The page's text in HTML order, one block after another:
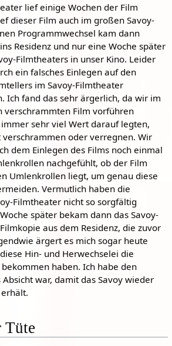
lief einige Wochen der Film
dieser Film auch im großen Savoy-
Programmwechsel kam dann
Residenz und nur eine Woche später
Filmtheaters in unser Kino. Leider
ein falsches Einlegen auf den
im Savoy-Filmtheater
Ich fand das sehr ärgerlich, da wir im
verschrammten Film vorführen
sehr viel Wert darauf legten,
verschrammen oder verregnen. Wir
dem Einlegen des Films noch einmal
nachgefühlt, ob der Film
Umlenkrollen liegt, um genau diese
Vermutlich haben die
Filmtheater nicht so sorgfältig
später bekam dann das Savoy-
aus dem Residenz, die zuvor
ärgert es mich sogar heute
Hin- und Herwechselei die
haben. Ich habe den
Absicht war, damit das Savoy wieder
Tüte